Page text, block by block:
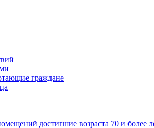
граждане
достигшие возраста 70 и более